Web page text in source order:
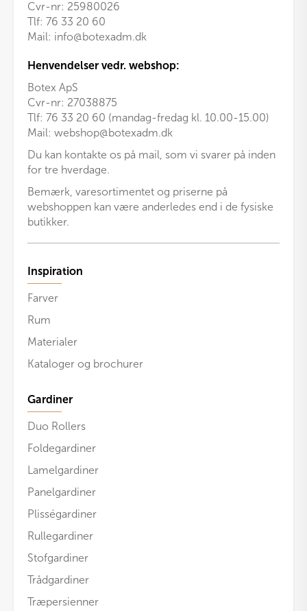
Cvr-nr: 25980026
Tlf: 76 33 20 60
Mail: info@botexadm.dk
Henvendelser vedr. webshop:
Botex ApS
Cvr-nr: 27038875
Tlf: 76 33 20 60 (mandag-fredag kl. 10.00-15.00)
Mail: webshop@botexadm.dk
Du kan kontakte os på mail, som vi svarer på inden
for tre hverdage.
Bemærk, varesortimentet og priserne på
webshoppen kan være anderledes end i de fysiske
butikker.
Inspiration
Farver
Rum
Materialer
Kataloger og brochurer
Gardiner
Duo Rollers
Foldegardiner
Lamelgardiner
Panelgardiner
Plisségardiner
Rullegardiner
Stofgardiner
Trådgardiner
Træpersienner